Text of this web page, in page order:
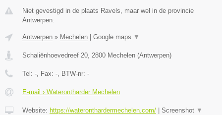
Niet gevestigd in de plaats Ravels, maar wel in de provincie
Antwerpen.
Antwerpen » Mechelen Google maps ▼
Schaliënhoevedreef 20, 2800 Mechelen (Antwerpen)
Tel: -, Fax: -, BTW-nr: -
E-mail › Waterontharder Mechelen
Website: https://wateronthardermechelen.com/ Screenshot ▼